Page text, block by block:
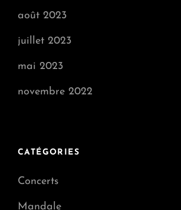
août 2023
juillet 2023
mai 2023
novembre 2022
CATÉGORIES
Concerts
Mandale